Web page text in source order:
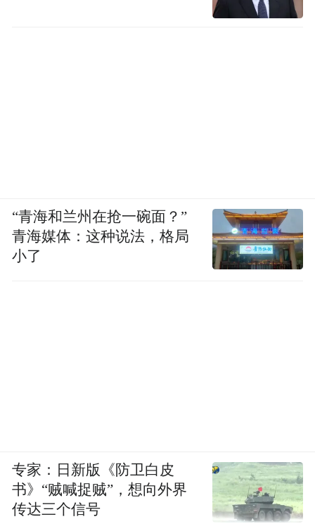
“青海和兰州在抢一碗面？”
青海媒体：这种说法，格局
小了
专家：日新版《防卫白皮
书》“贼喊捉贼”，想向外界
传达三个信号